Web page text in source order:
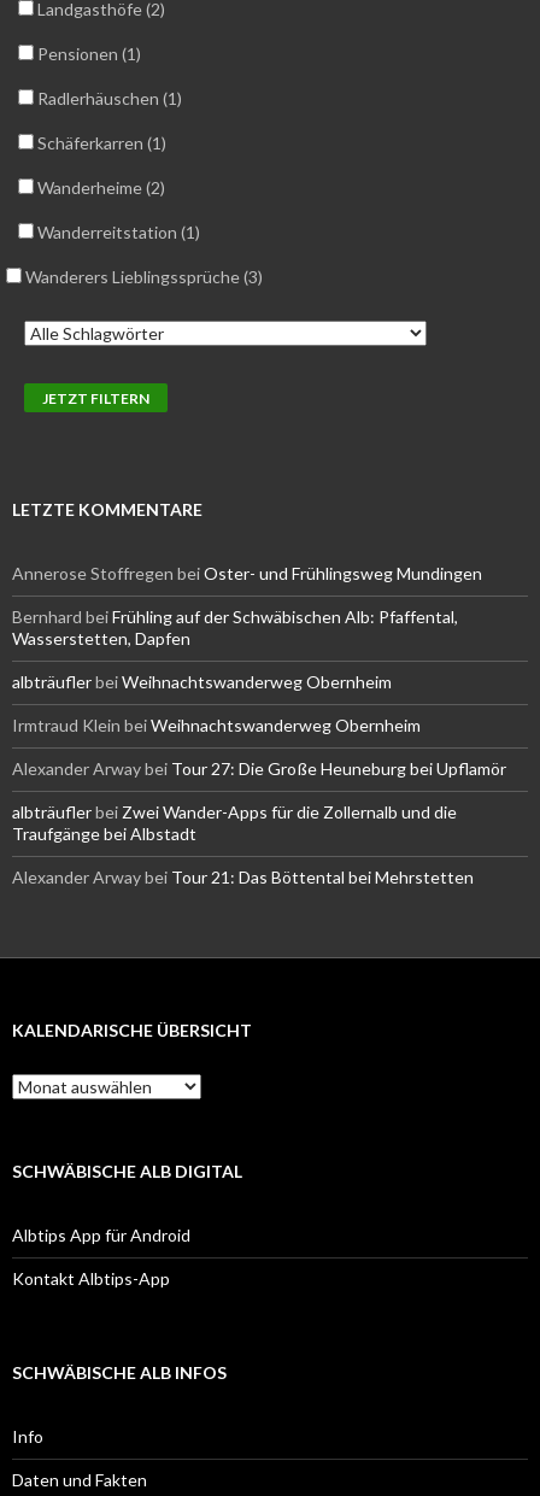
Landgasthöfe (2)
Pensionen (1)
Radlerhäuschen (1)
Schäferkarren (1)
Wanderheime (2)
Wanderreitstation (1)
Wanderers Lieblingssprüche (3)
LETZTE KOMMENTARE
Annerose Stoffregen beiOster- und Frühlingsweg Mundingen
Bernhard beiFrühling auf der Schwäbischen Alb: Pfaffental,
Wasserstetten, Dapfen
albträuflerbeiWeihnachtswanderweg Obernheim
Irmtraud Klein beiWeihnachtswanderweg Obernheim
Alexander Arwaybei Tour 27: Die Große Heuneburg bei Upflamör
albträuflerbei Zwei Wander-Apps für die Zollernalb und die
Traufgänge bei Albstadt
Alexander Arwaybei Tour 21: Das Böttental bei Mehrstetten
KALENDARISCHE ÜBERSICHT
Kalendarische
Übersicht
SCHWÄBISCHE ALB DIGITAL
Albtips App für Android
Kontakt Albtips-App
SCHWÄBISCHE ALB INFOS
Info
Daten und Fakten